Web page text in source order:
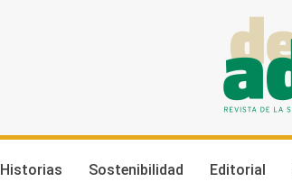
Historias Sostenibilidad Editorial